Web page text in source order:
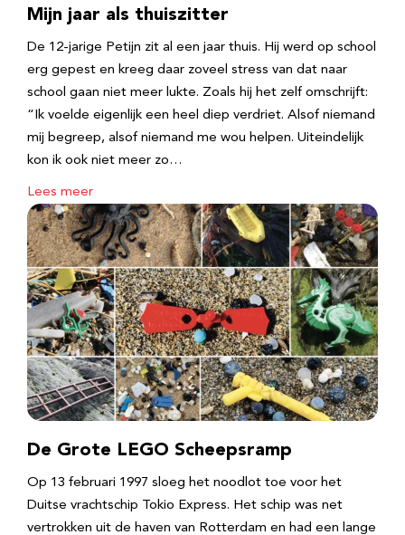
Mijn jaar als thuiszitter
De 12-jarige Petijn zit al een jaar thuis. Hij werd op school
erg gepest en kreeg daar zoveel stress van dat naar
school gaan niet meer lukte. Zoals hij het zelf omschrijft:
“Ik voelde eigenlijk een heel diep verdriet. Alsof niemand
mij begreep, alsof niemand me wou helpen. Uiteindelijk
kon ik ook niet meer zo…
Lees meer
De Grote LEGO Scheepsramp
Op 13 februari 1997 sloeg het noodlot toe voor het
Duitse vrachtschip Tokio Express. Het schip was net
vertrokken uit de haven van Rotterdam en had een lange